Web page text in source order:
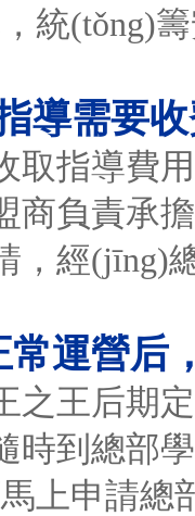
統(tǒng)
導需要
指導費用
商負責承
，經(jīng)
常運營后
王后期定
時到總部
上申請總